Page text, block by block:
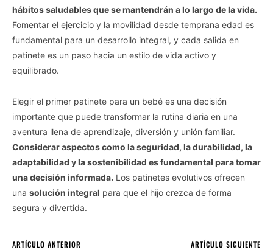
hábitos saludables que se mantendrán a lo largo de la vida.
Fomentar el ejercicio y la movilidad desde temprana edad es
fundamental para un desarrollo integral, y cada salida en
patinete es un paso hacia un estilo de vida activo y
equilibrado.
Elegir el primer patinete para un bebé es una decisión
importante que puede transformar la rutina diaria en una
aventura llena de aprendizaje, diversión y unión familiar.
Considerar aspectos como la seguridad, la durabilidad, la
adaptabilidad y la sostenibilidad es fundamental para tomar
una decisión informada. Los patinetes evolutivos ofrecen
una solución integral para que el hijo crezca de forma
segura y divertida.
ARTÍCULO ANTERIOR ARTÍCULO SIGUIENTE